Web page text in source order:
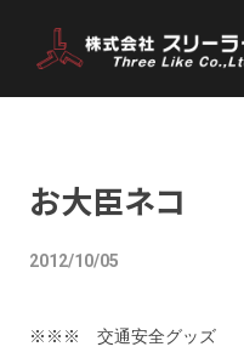
お大臣ネコ
2012/10/05
※※※ 交通安全グッズ